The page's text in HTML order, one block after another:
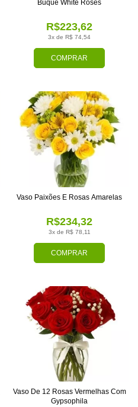
COMPRAR
3x de R$ 74,54
R$223,62
Buquê White Roses
COMPRAR
3x de R$ 78,11
R$234,32
Vaso Paixões E Rosas Amarelas
Vaso De 12 Rosas Vermelhas Com
Gypsophila